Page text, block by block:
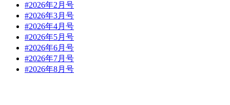
#2026年2月号
#2026年3月号
#2026年4月号
#2026年5月号
#2026年6月号
#2026年7月号
#2026年8月号